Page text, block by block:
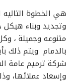
هي الخطوة
وتجديد وبناء
متنوعه وجميلة ،
بالدمام ويتم ذلك
شركة ترميم عامة
وإسعاد عملائها،